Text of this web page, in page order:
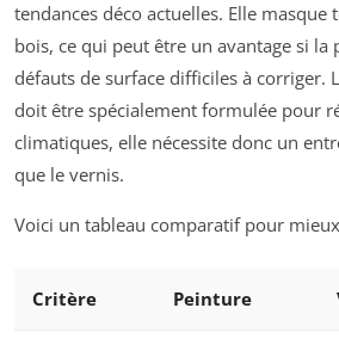
tendances déco actuelles. Elle
bois, ce qui peut être un avantage si la
défauts de surface difficiles à corriger.
doit être spécialement formulée pour
climatiques, elle nécessite donc un
que le vernis.
Voici un tableau comparatif pour
Critère Peinture